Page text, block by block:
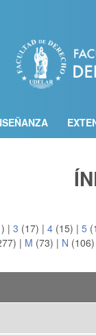
| 3 (17) | 4 (15) | 5
| M (73) | N (106)